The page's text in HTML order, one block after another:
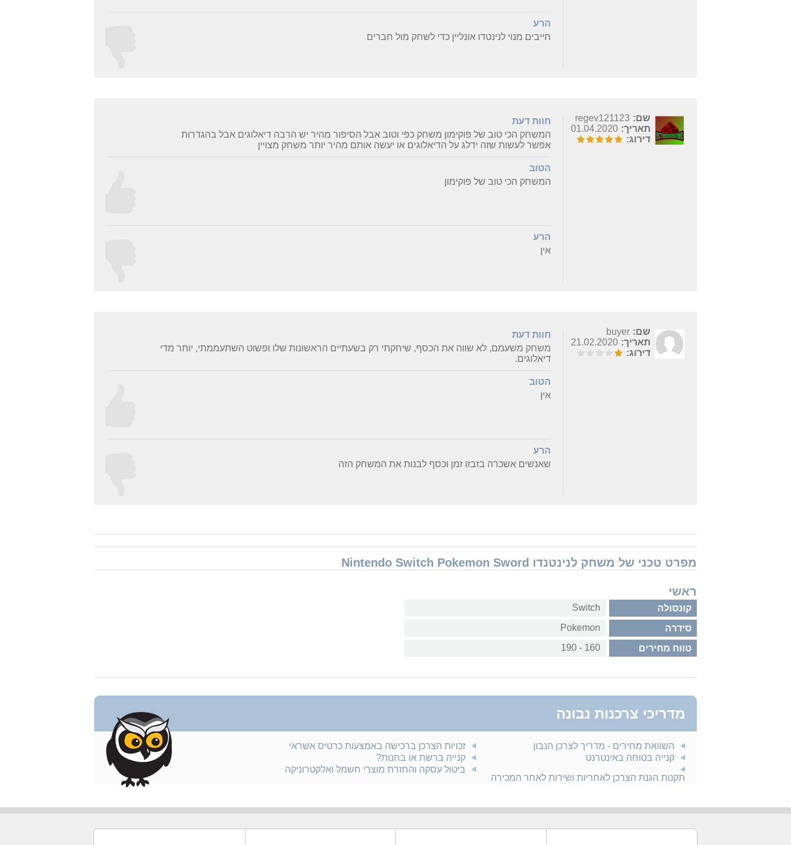
הרע
חייבים מנוי לנינטדו אונליין כדי לשחק מול חברים
שם: regev121123
תאריך: 01.04.2020
דירוג:
חוות דעת
המשחק הכי טוב של פוקימון משחק כפי וטוב אבל הסיפור מהיר יש הרבה דיאלוגים אבל בהגדרות
אפשר לעשות שזה ידלג על הדיאלוגים או יעשה אותם מהיר יותר משחק מצויין
הטוב
המשחק הכי טוב של פוקימון
הרע
אין
שם: buyer
תאריך: 21.02.2020
דירוג:
חוות דעת
משחק משעמם, לא שווה את הכסף, שיחקתי רק בשעתיים הראשונות שלו ופשוט השתעממתי, יותר מדי
דיאלוגים.
הטוב
אין
הרע
שאנשים אשכרה בזבזו זמן וכסף לבנות את המשחק הזה
מפרט טכני של משחק לנינטנדו Nintendo Switch Pokemon Sword
ראשי
קונסולה Switch
סידרה Pokemon
טווח מחירים 160 - 190
מדריכי צרכנות נבונה
השוואת מחירים - מדריך לצרכן הנבון
קנייה בטוחה באינטרנט
תקנות הגנת הצרכן לאחריות ושירות לאחר המכירה
זכויות הצרכן ברכישה באמצעות כרטיס אשראי
קנייה ברשת או בחנות?
ביטול עסקה והחזרת מוצרי חשמל ואלקטרוניקה